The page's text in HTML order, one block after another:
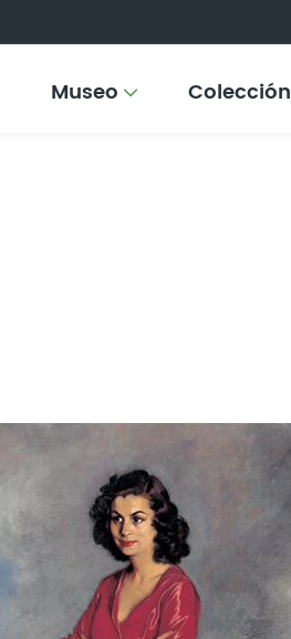
Museo Colección